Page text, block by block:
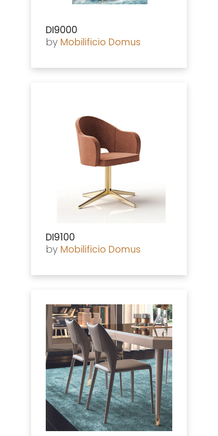
DI9000
by Mobilificio Domus
DI9100
by Mobilificio Domus